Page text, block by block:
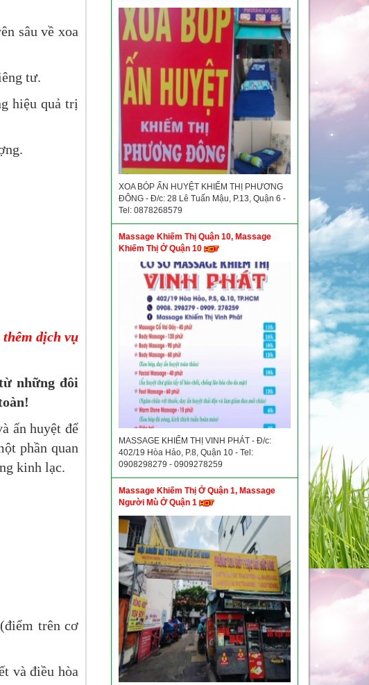
sâu về xoa
tư.
hiệu quả trị
dịch vụ
những đôi
ấn huyệt để
phần quan
kinh lạc.
trên cơ
và điều hòa
XOA BÓP ẤN HUYỆT KHIẾM THỊ PHƯƠNG
ĐÔNG - Đ/c: 28 Lê Tuấn Mậu, P.13, Quận 6 -
Tel: 0878268579
Massage Khiếm Thị Quận 10, Massage
Khiếm Thị Ở Quận 10
MASSAGE KHIẾM THỊ VINH PHÁT - Đ/c:
402/19 Hòa Hảo, P.8, Quận 10 - Tel:
0908298279 - 0909278259
Massage Khiếm Thị Ở Quận 1, Massage
Người Mù Ở Quận 1